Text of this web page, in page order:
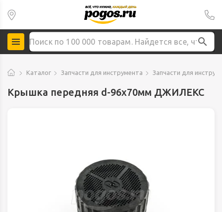
Каталог Запчасти для инструмента Запчасти для
Крышка передняя d-96х70мм ДЖИЛЕКС